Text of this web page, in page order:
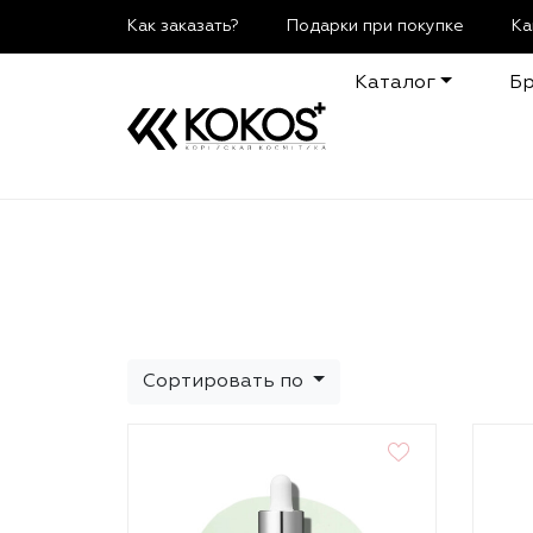
Как заказать? Подарки при покупке
Каталог
Сортировать по